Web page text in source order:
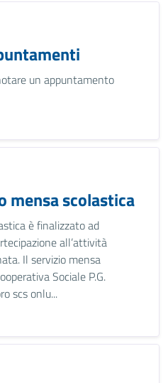
un appuntamento
mensa scolastica
è finalizzato ad
all’attività
Il servizio mensa
Sociale P.G.
scs onlu...